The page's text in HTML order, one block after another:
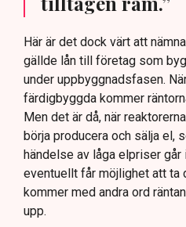
Här är det dock värt att
gällde lån till företag som
under uppbyggnadsfasen.
färdigbyggda kommer
Men det är då, när
börja producera och sälja el,
händelse av låga elpriser går
eventuellt får möjlighet att ta
kommer med andra ord
upp.